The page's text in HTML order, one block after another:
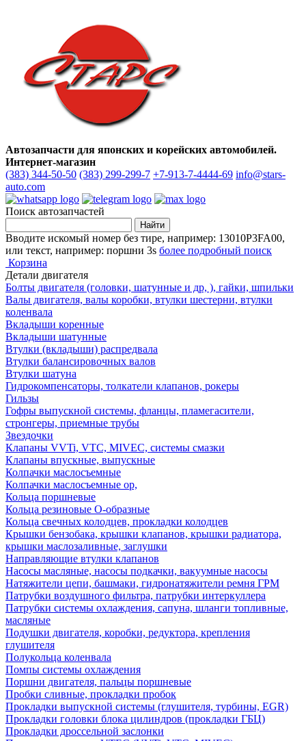
Автозапчасти для японских и корейских автомобилей.
Интернет-магазин
(383) 344-50-50 (383) 299-299-7 +7-913-7-4444-69 info@stars-
auto.com
Поиск автозапчастей
Вводите искомый номер без тире, например: 13010P3FA00,
или текст, например: поршни 3s более подробный поиск
Корзина
Детали двигателя
Болты двигателя (головки, шатунные и др, ), гайки, шпильки
Валы двигателя, валы коробки, втулки шестерни, втулки
коленвала
Вкладыши коренные
Вкладыши шатунные
Втулки (вкладыши) распредвала
Втулки балансировочных валов
Втулки шатуна
Гидрокомпенсаторы, толкатели клапанов, рокеры
Гильзы
Гофры выпускной системы, фланцы, пламегасители,
стронгеры, приемные трубы
Звездочки
Клапаны VVTi, VTC, MIVEC, системы смазки
Клапаны впускные, выпускные
Колпачки маслосъемные
Колпачки маслосъемные ор,
Кольца поршневые
Кольца резиновые О-образные
Кольца свечных колодцев, прокладки колодцев
Крышки бензобака, крышки клапанов, крышки радиатора,
крышки маслозаливные, заглушки
Направляющие втулки клапанов
Насосы масляные, насосы подкачки, вакуумные насосы
Натяжители цепи, башмаки, гидронатяжители ремня ГРМ
Патрубки воздушного фильтра, патрубки интеркуллера
Патрубки системы охлаждения, сапуна, шланги топливные,
масляные
Подушки двигателя, коробки, редуктора, крепления
глушителя
Полукольца коленвала
Помпы системы охлаждения
Поршни двигателя, пальцы поршневые
Пробки сливные, прокладки пробок
Прокладки выпускной системы (глушителя, турбины, EGR)
Прокладки головки блока цилиндров (прокладки ГБЦ)
Прокладки дроссельной заслонки